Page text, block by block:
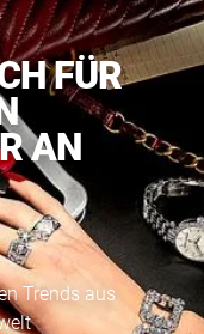
FÜR
AN
Trends aus